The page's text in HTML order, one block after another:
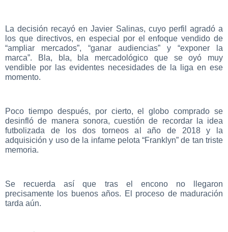
La decisión recayó en Javier Salinas, cuyo perfil agradó a
los que directivos, en especial por el enfoque vendido de
“ampliar mercados”, “ganar audiencias” y “exponer la
marca”. Bla, bla, bla mercadológico que se oyó muy
vendible por las evidentes necesidades de la liga en ese
momento.
Poco tiempo después, por cierto, el globo comprado se
desinfló de manera sonora, cuestión de recordar la idea
futbolizada de los dos torneos al año de 2018 y la
adquisición y uso de la infame pelota “Franklyn” de tan triste
memoria.
Se recuerda así que tras el encono no llegaron
precisamente los buenos años. El proceso de maduración
tarda aún.